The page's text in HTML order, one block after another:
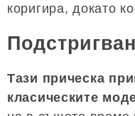
коригира, докато
Тази прическа
класическите